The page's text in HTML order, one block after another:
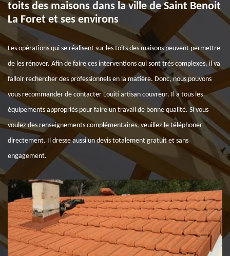
toits des maisons dans la ville de Saint Benoit
La Foret et ses environs
Les opérations qui se réalisent sur les toits des maisons peuvent permettre
de les rénover. Afin de faire ces interventions qui sont très complexes, il va
falloir rechercher des professionnels en la matière. Donc, nous pouvons
vous recommander de contacter Louiti artisan couvreur. Il a tous les
équipements appropriés pour faire un travail de bonne qualité. Si vous
voulez des renseignements complémentaires, veuillez le téléphoner
directement. Il dresse aussi un devis totalement gratuit et sans
engagement.